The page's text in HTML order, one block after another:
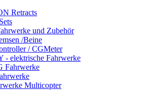
Retracts
und Zubehör
/Beine
/ CGMeter
- elektrische Fahrwerke
Fahrwerke
Multicopter